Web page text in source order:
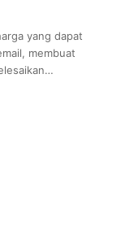
yang dapat
membuat